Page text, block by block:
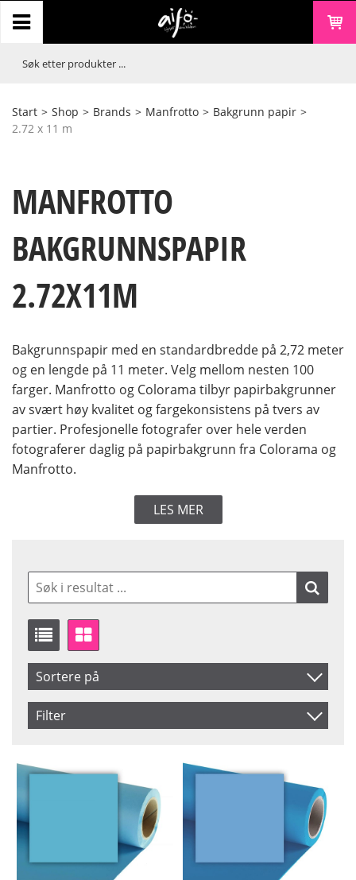
Start > Shop > Brands > Manfrotto > Bakgrunn papir >
2.72 x 11 m
MANFROTTO
BAKGRUNNSPAPIR
2.72X11M
Bakgrunnspapir med en standardbredde på 2,72 meter
og en lengde på 11 meter. Velg mellom nesten 100
farger. Manfrotto og Colorama tilbyr papirbakgrunner
av svært høy kvalitet og fargekonsistens på tvers av
partier. Profesjonelle fotografer over hele verden
fotograferer daglig på papirbakgrunn fra Colorama og
Manfrotto.
LES MER
Sortere på
Artikelkod
Filter
Black
Green Screen
Colorama